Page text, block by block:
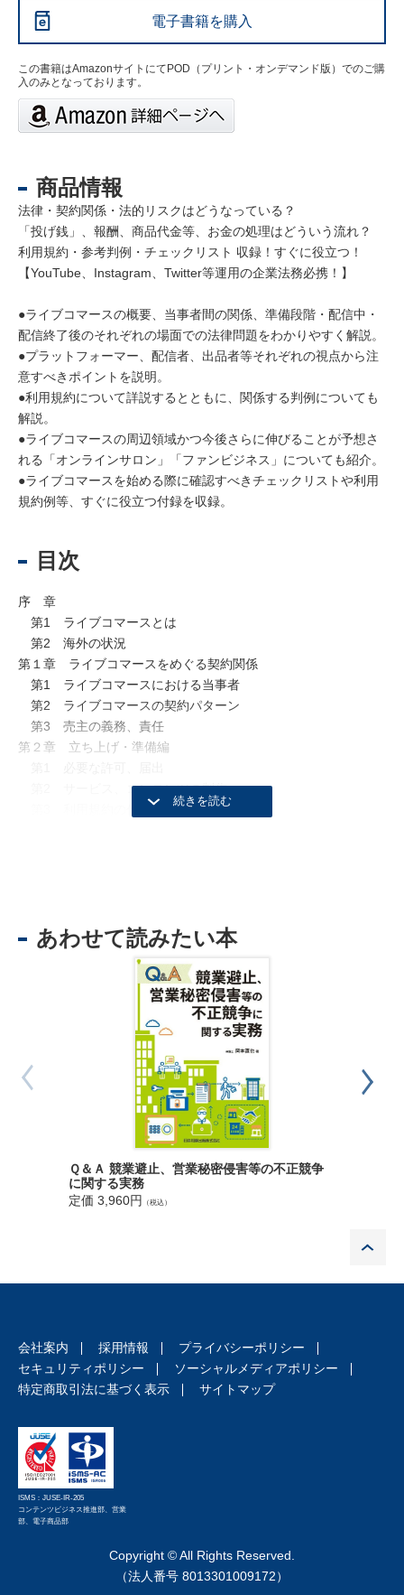
電子書籍を購入
この書籍はAmazonサイトにてPOD（プリント・オンデマンド版）でのご購
入のみとなっております。
商品情報
法律・契約関係・法的リスクはどうなっている？
「投げ銭」、報酬、商品代金等、お金の処理はどういう流れ？
利用規約・参考判例・チェックリスト 収録！すぐに役立つ！
【YouTube、Instagram、Twitter等運用の企業法務必携！】
●ライブコマースの概要、当事者間の関係、準備段階・配信中・
配信終了後のそれぞれの場面での法律問題をわかりやすく解説。
●プラットフォーマー、配信者、出品者等それぞれの視点から注
意すべきポイントを説明。
●利用規約について詳説するとともに、関係する判例についても
解説。
●ライブコマースの周辺領域かつ今後さらに伸びることが予想さ
れる「オンラインサロン」「ファンビジネス」についても紹介。
●ライブコマースを始める際に確認すべきチェックリストや利用
規約例等、すぐに役立つ付録を収録。
目次
序 章
第1 ライブコマースとは
第2 海外の状況
第１章 ライブコマースをめぐる契約関係
第1 ライブコマースにおける当事者
第2 ライブコマースの契約パターン
第3 売主の義務、責任
第２章 立ち上げ・準備編
第2 サービス、コンテンツの制作
第2 広告表示に関する規制
第3 特定商取引法
第4 景品に関する規制
第４章 ライブ配信終了後の法律問題
第1 商品販売後の対応
第2 商品所有権の移転時期
第3 商品の売買契約の取消し、無効への対応
第4 配信アーカイブについて
第5 個人情報の取扱い
第6 誹謗中傷問題への対応
第５章 その他の法律問題
第1 芸能事務所との関係
第2 サービスの健全性確保
第3 オンラインサロンとファンビジネス
第2 利用規約をめぐる裁判例
索引
あわせて読みたい本
Ｑ＆Ａ 競業避止、営業秘密侵害等の不正競争
に関する実務
定価 3,960円
（税込）
会社案内 採用情報
プライバシーポリシー
セキュリティポリシー
ソーシャルメディアポリシー
特定商取引法に基づく表示
サイトマップ
ISMS：JUSE-IR-205
コンテンツビジネス推進部、営業
部、電子商品部
Copyright © All Rights Reserved.
（法人番号 8013301009172）